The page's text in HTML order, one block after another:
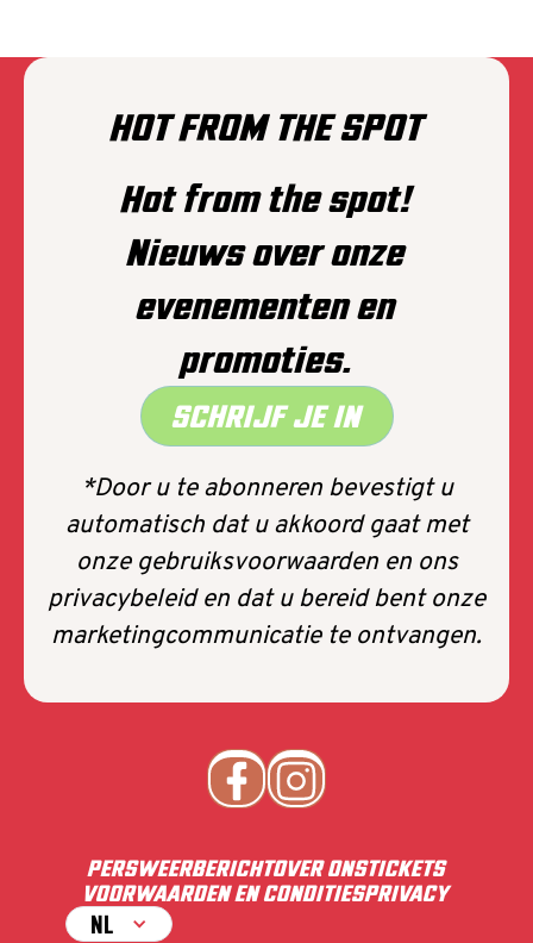
HOT FROM THE SPOT
Hot from the spot!
Nieuws over onze
evenementen en
promoties.
SCHRIJF JE IN
*Door u te abonneren bevestigt u
automatisch dat u akkoord gaat met
onze gebruiksvoorwaarden en ons
privacybeleid en dat u bereid bent onze
marketingcommunicatie te ontvangen.
PERSWEERBERICHTOVER ONSTICKETS
VOORWAARDEN EN CONDITIESPRIVACY
NL